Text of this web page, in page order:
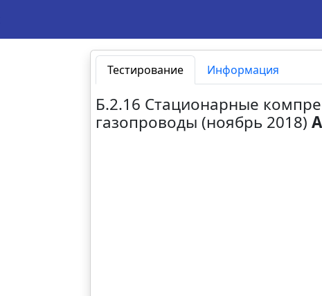
Тестирование Информация
Б.2.16 Стационарные
газопроводы (ноябрь 2018)